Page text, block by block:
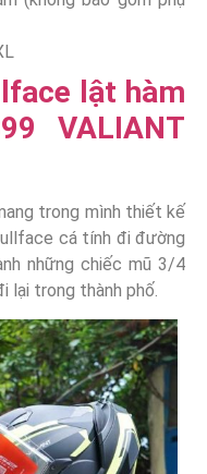
lật hàm
VALIANT
trong mình thiết kế
cá tính đi đường
những chiếc mũ 3/4
lại trong thành phố.